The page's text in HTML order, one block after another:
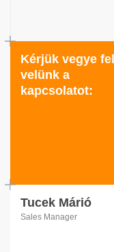
Kérjük vegye fel
velünk a
kapcsolatot:
Tucek Márió
Sales Manager